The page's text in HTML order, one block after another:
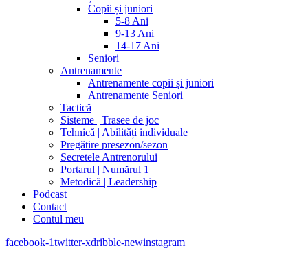
Copii și juniori
5-8 Ani
9-13 Ani
14-17 Ani
Seniori
Antrenamente
Antrenamente copii și juniori
Antrenamente Seniori
Tactică
Sisteme | Trasee de joc
Tehnică | Abilități individuale
Pregătire presezon/sezon
Secretele Antrenorului
Portarul | Numărul 1
Metodică | Leadership
Podcast
Contact
Contul meu
facebook-1twitter-xdribble-newinstagram